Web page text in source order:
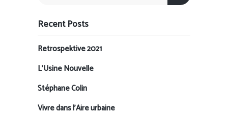
Recent Posts
Retrospektive 2021
L’Usine Nouvelle
Stéphane Colin
Vivre dans l’Aire urbaine